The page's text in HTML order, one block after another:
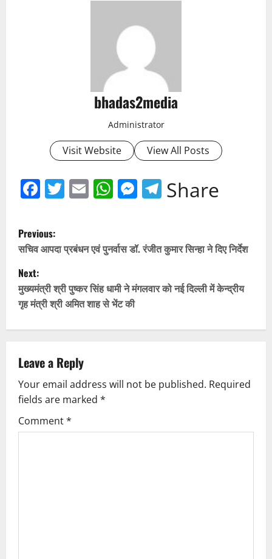
bhadas2media
Administrator
Visit Website View All Posts
Facebook
Twitter
EmailWhatsApp
Messenger
Telegram
Share
P
o
s
t
n
a
v
i
g
Previous:
सचिव आपदा प्रबंधन एवं पुनर्वास डॉ. रंजीत कुमार सिन्हा ने दिए निर्देश
Next:
मुख्यमंत्री श्री पुष्कर सिंह धामी ने मंगलवार को नई दिल्ली में केन्द्रीय
गृह मंत्री श्री अमित शाह से भेंट की
Leave a Reply
Your email address will not be published. Required
fields are marked *
Comment*